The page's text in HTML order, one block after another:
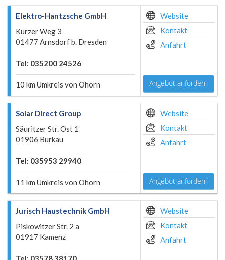
Elektro-Hantzsche GmbH
Kurzer Weg 3
01477 Arnsdorf b. Dresden
Tel: 035200 24526
10 km Umkreis von Ohorn
Website
Kontakt
Anfahrt
Angebot anfordern
Solar Direct Group
Säuritzer Str. Ost 1
01906 Burkau
Tel: 035953 29940
11 km Umkreis von Ohorn
Website
Kontakt
Anfahrt
Angebot anfordern
Jurisch Haustechnik GmbH
Piskowitzer Str. 2 a
01917 Kamenz
Website
Kontakt
Anfahrt